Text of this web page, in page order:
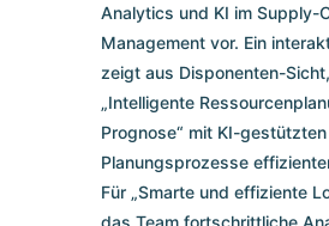
Analytics und KI im Supply-
Management vor. Ein
zeigt aus Disponenten-
„Intelligente
Prognose“ mit KI-
Planungsprozesse
Für „Smarte und effiziente
das Team fortschrittliche